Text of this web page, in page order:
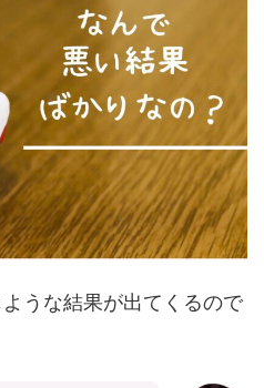
うな結果が出てくるので